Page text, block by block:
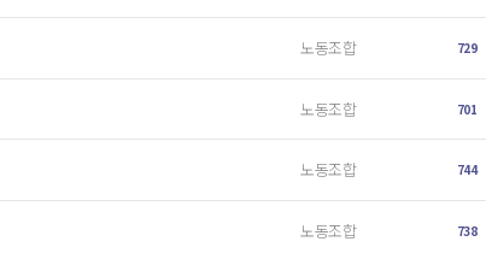
노동조합 729
노동조합 701
노동조합 744
노동조합 738